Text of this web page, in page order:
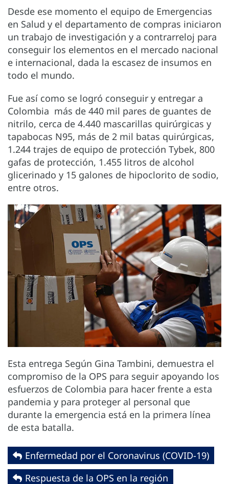
Desde ese momento el equipo de Emergencias
en Salud y el departamento de compras iniciaron
un trabajo de investigación y a contrarreloj para
conseguir los elementos en el mercado nacional
e internacional, dada la escasez de insumos en
todo el mundo.
Fue así como se logró conseguir y entregar a
Colombia más de 440 mil pares de guantes de
nitrilo, cerca de 4.440 mascarillas quirúrgicas y
tapabocas N95, más de 2 mil batas quirúrgicas,
1.244 trajes de equipo de protección Tybek, 800
gafas de protección, 1.455 litros de alcohol
glicerinado y 15 galones de hipoclorito de sodio,
entre otros.
Esta entrega Según Gina Tambini, demuestra el
compromiso de la OPS para seguir apoyando los
esfuerzos de Colombia para hacer frente a esta
pandemia y para proteger al personal que
durante la emergencia está en la primera línea
de esta batalla.
Enfermedad por el Coronavirus ‎‎(COVID-19)‎
Respuesta de la OPS en la región